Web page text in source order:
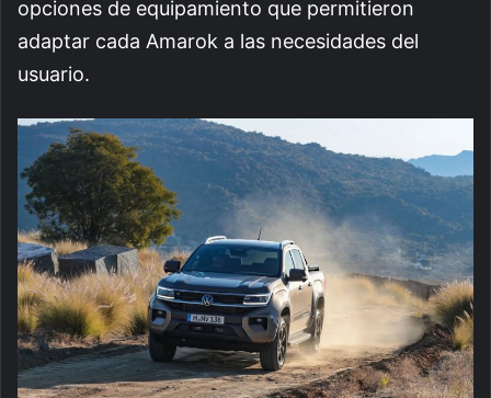
opciones de equipamiento que permitieron
adaptar cada Amarok a las necesidades del
usuario.